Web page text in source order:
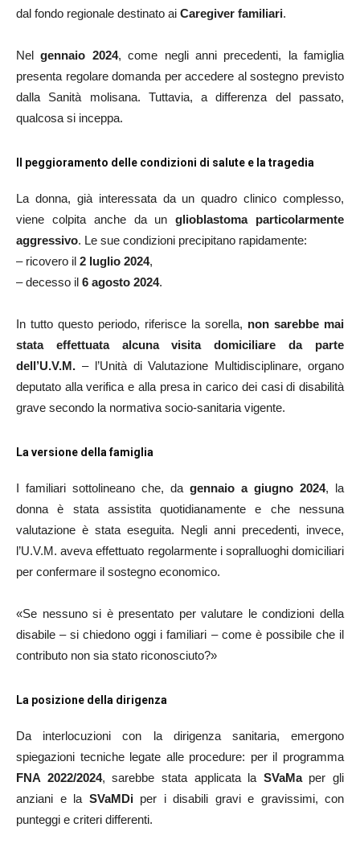
dal fondo regionale destinato ai Caregiver familiari.
Nelgennaio 2024, come negli anni precedenti, la famiglia
presenta regolare domanda per accedere al sostegno previsto
dalla Sanità molisana. Tuttavia, a differenza del passato,
qualcosa si inceppa.
Il peggioramento delle condizioni di salute e la tragedia
La donna, già interessata da un quadro clinico complesso,
viene colpita anche da unglioblastoma particolarmente
aggressivo. Le sue condizioni precipitano rapidamente:
– ricovero il 2 luglio 2024,
– decesso il 6 agosto 2024.
In tutto questo periodo, riferisce la sorella, non sarebbe mai
stata effettuata alcuna visita domiciliare da parte
dell’U.V.M. – l’Unità di Valutazione Multidisciplinare, organo
deputato alla verifica e alla presa in carico dei casi di disabilità
grave secondo la normativa socio-sanitaria vigente.
La versione della famiglia
I familiari sottolineano che, da gennaio a giugno 2024, la
donna è stata assistita quotidianamente e che nessuna
valutazione è stata eseguita. Negli anni precedenti, invece,
l’U.V.M. aveva effettuato regolarmente i sopralluoghi domiciliari
per confermare il sostegno economico.
«Se nessuno si è presentato per valutare le condizioni della
disabile – si chiedono oggi i familiari – come è possibile che il
contributo non sia stato riconosciuto?»
La posizione della dirigenza
Da interlocuzioni con la dirigenza sanitaria, emergono
spiegazioni tecniche legate alle procedure: per il programma
FNA 2022/2024, sarebbe stata applicata la SVaMaper gli
anziani e la SVaMDiper i disabili gravi e gravissimi, con
punteggi e criteri differenti.